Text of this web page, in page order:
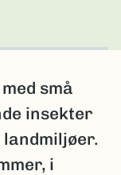
små
insekter
i